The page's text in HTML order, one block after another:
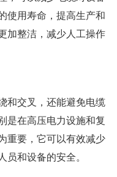
使用寿命，提高生产和
加整洁，减少人工操作
和交叉，还能避免电缆
是在高压电力设施和复
重要，它可以有效减少
员和设备的安全。